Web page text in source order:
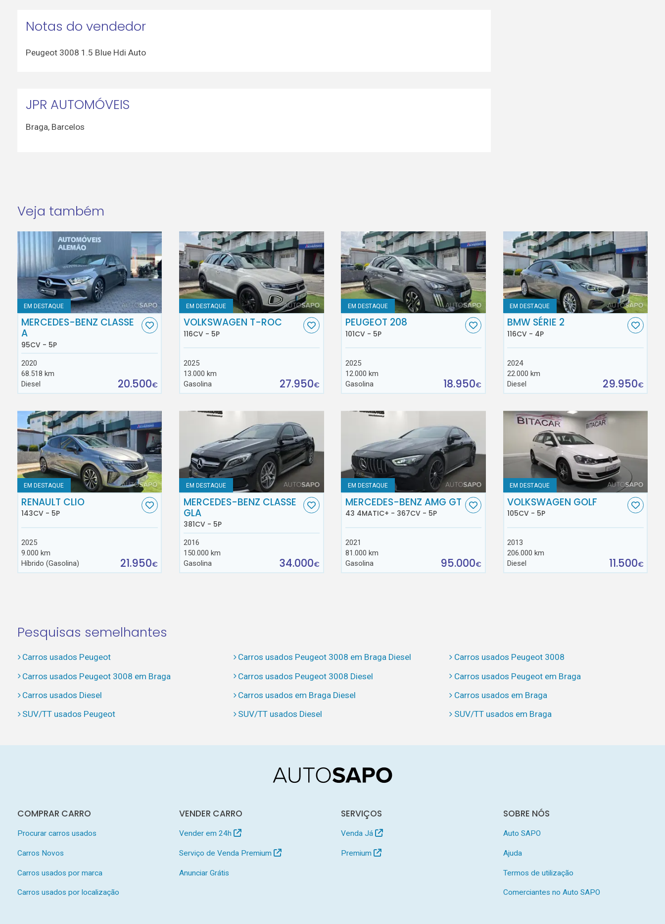
Notas do vendedor
Peugeot 3008 1.5 Blue Hdi Auto
JPR AUTOMÓVEIS
Braga, Barcelos
Veja também
EM DESTAQUE
MERCEDES-BENZ CLASSE
A
95CV - 5P
2020
68.518 km
Diesel
20.500€
EM DESTAQUE
VOLKSWAGEN T-ROC
116CV - 5P
2025
13.000 km
Gasolina
27.950€
EM DESTAQUE
PEUGEOT 208
101CV - 5P
2025
12.000 km
Gasolina
18.950€
EM DESTAQUE
BMW SÉRIE 2
116CV - 4P
2024
22.000 km
Diesel
29.950€
EM DESTAQUE
RENAULT CLIO
143CV - 5P
2025
9.000 km
Híbrido (Gasolina)
21.950€
EM DESTAQUE
MERCEDES-BENZ CLASSE
GLA
381CV - 5P
2016
150.000 km
Gasolina
34.000€
EM DESTAQUE
MERCEDES-BENZ AMG GT
43 4MATIC+ - 367CV - 5P
2021
81.000 km
Gasolina
95.000€
EM DESTAQUE
VOLKSWAGEN GOLF
105CV - 5P
2013
206.000 km
Diesel
11.500€
Pesquisas semelhantes
Carros usados Peugeot Carros usados Peugeot 3008 em Braga Diesel
Carros usados Peugeot 3008
Carros usados Peugeot 3008 em Braga
Carros usados Peugeot 3008 Diesel
Carros usados Peugeot em Braga
Carros usados Diesel
Carros usados em Braga Diesel
Carros usados em Braga
SUV/TT usados Peugeot
SUV/TT usados Diesel SUV/TT usados em Braga
COMPRAR CARRO
Procurar carros usados
Carros Novos
Carros usados por marca
Carros usados por localização
VENDER CARRO
Vender em 24h
Serviço de Venda Premium
Anunciar Grátis
SERVIÇOS
Venda Já
Premium
SOBRE NÓS
Auto SAPO
Ajuda
Termos de utilização
Comerciantes no Auto SAPO